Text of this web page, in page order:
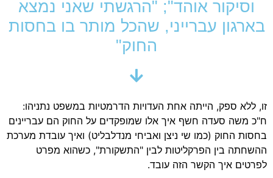
וסיקור אוהד"; "הרגשתי שאני נמצא
בארגון עברייני, שהכל מותר בו בחסות
החוק"
זו, ללא ספק, הייתה אחת העדויות הדרמטיות במשפט נתניהו:
ח"כ משה סעדה חשף איך אלו שמופקדים על החוק הם עבריינים
בחסות החוק (כמו שי ניצן ואביחי מנדלבליט) ואיך עובדת מערכת
ההשחתה בין הפרקליטות לבין "התשקורת", כשהוא מפרט
לפרטים איך הקשר הזה עובד.